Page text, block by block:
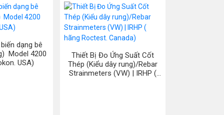
dạng bê
Model 4200
USA)
Thiết Bị Đo Ứng Suất Cốt
Thép (Kiểu dây rung)/Rebar
Strainmeters (VW) | IRHP (